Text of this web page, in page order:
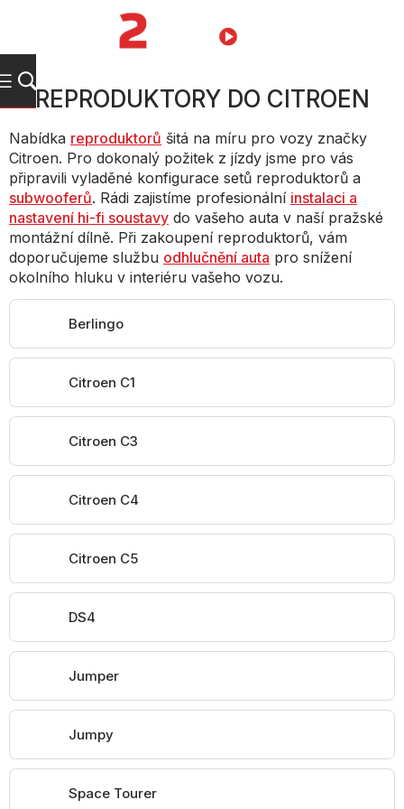
REPRODUKTORY DO CITROEN
Nabídka reproduktorů šitá na míru pro vozy značky
Citroen. Pro dokonalý požitek z jízdy jsme pro vás
připravili vyladěné konfigurace setů reproduktorů a
subwooferů. Rádi zajistíme profesionální instalaci a
nastavení hi-fi soustavy do vašeho auta v naší pražské
montážní dílně. Při zakoupení reproduktorů, vám
doporučujeme službu odhlučnění auta pro snížení
okolního hluku v interiéru vašeho vozu.
Berlingo
Citroen C1
Citroen C3
Citroen C4
Citroen C5
DS4
Jumper
Jumpy
Space Tourer